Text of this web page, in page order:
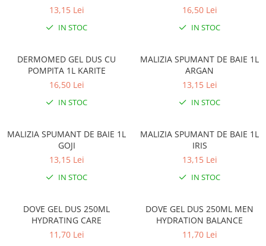
13,15 Lei
IN STOC
16,50 Lei
IN STOC
DERMOMED GEL DUS CU
POMPITA 1L KARITE
16,50 Lei
IN STOC
MALIZIA SPUMANT DE BAIE 1L
ARGAN
13,15 Lei
IN STOC
MALIZIA SPUMANT DE BAIE 1L
GOJI
13,15 Lei
IN STOC
MALIZIA SPUMANT DE BAIE 1L
IRIS
13,15 Lei
IN STOC
DOVE GEL DUS 250ML
HYDRATING CARE
11,70 Lei
DOVE GEL DUS 250ML MEN
HYDRATION BALANCE
11,70 Lei